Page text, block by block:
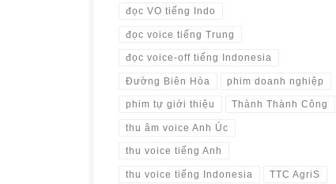
đọc VO tiếng Indo
đọc voice tiếng Trung
đọc voice-off tiếng Indonesia
Đường Biên Hòa phim doanh nghiệp
phim tự giới thiệu Thành Thành Công
thu âm voice Anh Úc
thu voice tiếng Anh
thu voice tiếng Indonesia TTC AgriS